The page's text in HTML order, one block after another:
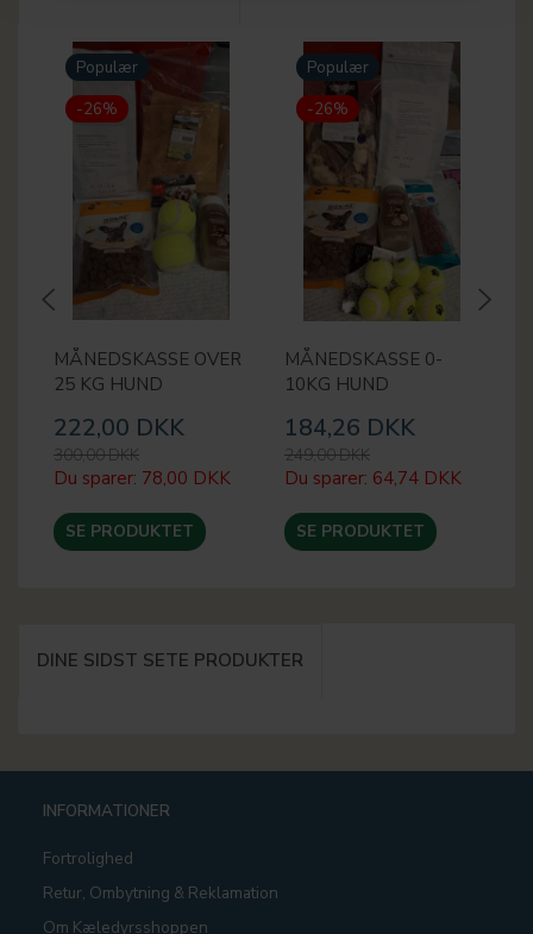
Populær
-26%
MÅNEDSKASSE OVER
25 KG HUND
222,00 DKK
300,00 DKK
Du sparer: 78,00 DKK
SE PRODUKTET
Populær
-26%
MÅNEDSKASSE 0-
10KG HUND
184,26 DKK
249,00 DKK
Du sparer: 64,74 DKK
SE PRODUKTET
DINE SIDST SETE PRODUKTER
INFORMATIONER
Fortrolighed
Retur, Ombytning & Reklamation
Om Kæledyrsshoppen